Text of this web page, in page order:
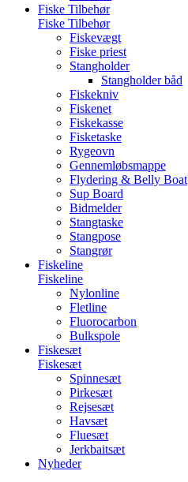
Fiske Tilbehør
Fiske Tilbehør
Fiskevægt
Fiske priest
Stangholder
Stangholder båd
Fiskekniv
Fiskenet
Fiskekasse
Fisketaske
Rygeovn
Gennemløbsmappe
Flydering & Belly Boat
Sup Board
Bidmelder
Stangtaske
Stangpose
Stangrør
Fiskeline
Fiskeline
Nylonline
Fletline
Fluorocarbon
Bulkspole
Fiskesæt
Fiskesæt
Spinnesæt
Pirkesæt
Rejsesæt
Havsæt
Fluesæt
Jerkbaitsæt
Nyheder